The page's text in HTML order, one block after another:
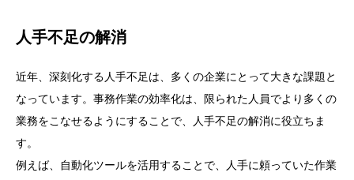
人手不足の解消
近年、深刻化する人手不足は、多くの企業にとって大きな課題と
なっています。事務作業の効率化は、限られた人員でより多くの
業務をこなせるようにすることで、人手不足の解消に役立ちま
す。
例えば、自動化ツールを活用することで、人手に頼っていた作業